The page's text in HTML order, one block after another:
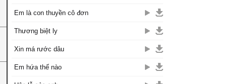
Em là con thuyền cô đơn
Thương biệt ly
Xin má rước dâu
Em hứa thế nào